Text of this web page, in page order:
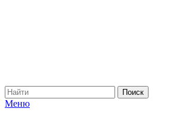
Меню